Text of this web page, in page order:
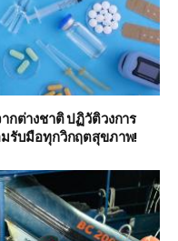
กต่างชาติ ปฏิวัติวงการ
มรับมือทุกวิกฤตสุขภาพ!